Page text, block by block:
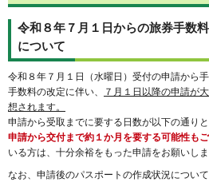
令和８年７月１日からの旅券手数
について
令和８年７月１日（水曜日）受付の申請から
手数料の改定に伴い、
７月１日以降の申請が
想されます。
申請から受取までに要する日数が以下の通りと
申請から交付まで約１か月を要する可能性も
いる方は、十分余裕をもった申請をお願いしま
なお、申請後のパスポートの作成状況につい